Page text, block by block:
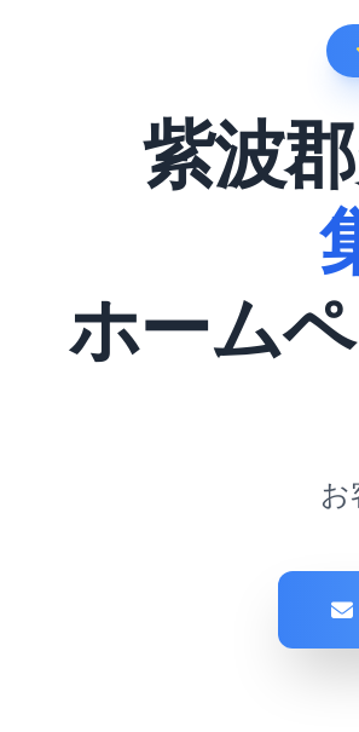
紫波
ホーム